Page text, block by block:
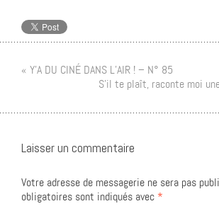
« Y’A DU CINÉ DANS L’AIR ! – N° 85
S’il te plaît, raconte moi
Laisser un commentaire
Votre adresse de messagerie ne sera pas
obligatoires sont indiqués avec *